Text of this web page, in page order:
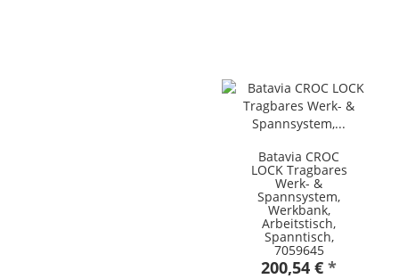
Batavia CROC
LOCK Tragbares
Werk- &
Spannsystem,
Werkbank,
Arbeitstisch,
Spanntisch,
7059645
200,54 € *